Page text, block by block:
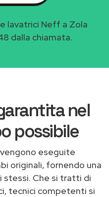
lavatrici Neff a Zola
dalla chiamata.
nel
possibile
eseguite
originali, fornendo una
stessi. Che si tratti di
tecnici competenti si